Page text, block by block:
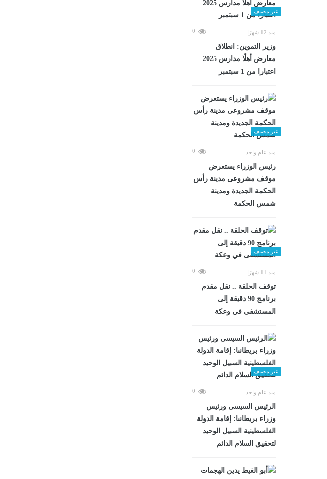
غير مصنف
منذ 12 شهرًا 0
وزير التموين: انطلاق
معارض أهلًا مدارس 2025
اعتبارا من 1 سبتمبر
غير مصنف
منذ عام واحد 0
رئيس الوزراء يستعرض
موقف مشروعى مدينة رأس
الحكمة الجديدة ومدينة
شمس الحكمة
غير مصنف
منذ 11 شهرًا 0
توقف الحلقة .. نقل مقدم
برنامج 90 دقيقة إلى
المستشفى في وعكة
غير مصنف
منذ عام واحد 0
الرئيس السيسى ورئيس
وزراء بريطانىا: إقامة الدولة
الفلسطينية السبيل الوحيد
لتحقيق السلام الدائم